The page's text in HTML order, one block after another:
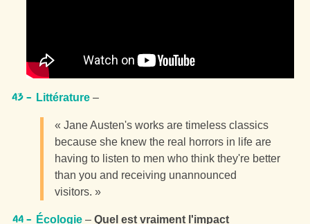
Littérature –
« Jane Austen's works are timeless classics
because she knew the real horrors in life are
having to listen to men who think they're better
than you and receiving unannounced
visitors. »
Écologie –Quel est vraiment l'impact